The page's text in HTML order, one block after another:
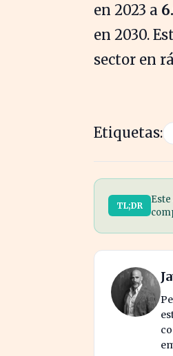
en 2023 a
en 2030.
sector en
Etiquetas:
TL;DR